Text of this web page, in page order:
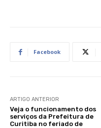
Facebook
ARTIGO ANTERIOR
Veja o funcionamento dos
serviços da Prefeitura de
Curitiba no feriado de